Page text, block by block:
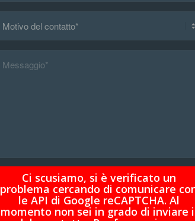
Ci scusiamo, si è verificato un
problema cercando di comunicare
le API di Google reCAPTCHA. Al
momento non sei in grado di inviare